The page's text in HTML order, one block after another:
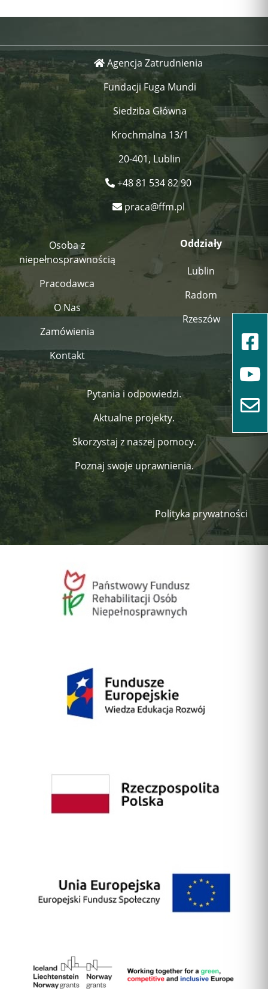
Agencja Zatrudnienia
Fundacji Fuga Mundi
Siedziba Główna
Krochmalna 13/1
20-401, Lublin
+48 81 534 82 90
praca@ffm.pl
Osoba z
niepełnosprawnością
Pracodawca
O Nas
Zamówienia
Kontakt
Oddziały
Lublin
Radom
Rzeszów
Pytania i odpowiedzi.
Aktualne projekty.
Skorzystaj z naszej pomocy.
Poznaj swoje uprawnienia.
Polityka prywatności